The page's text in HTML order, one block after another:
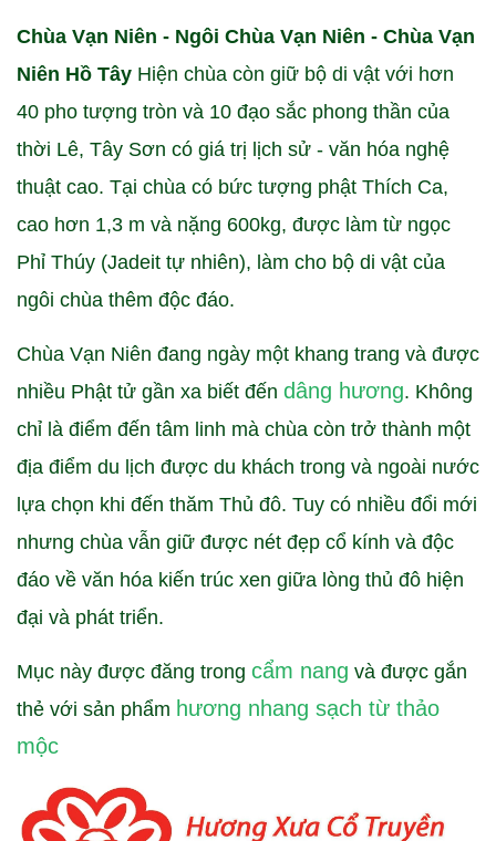
Chùa Vạn Niên - Ngôi Chùa Vạn Niên - Chùa Vạn
Niên Hồ Tây Hiện chùa còn giữ bộ di vật với hơn
40 pho tượng tròn và 10 đạo sắc phong thần của
thời Lê, Tây Sơn có giá trị lịch sử - văn hóa nghệ
thuật cao. Tại chùa có bức tượng phật Thích Ca,
cao hơn 1,3 m và nặng 600kg, được làm từ ngọc
Phỉ Thúy (Jadeit tự nhiên), làm cho bộ di vật của
ngôi chùa thêm độc đáo.
Chùa Vạn Niên đang ngày một khang trang và được
nhiều Phật tử gần xa biết đến dâng hương. Không
chỉ là điểm đến tâm linh mà chùa còn trở thành một
địa điểm du lịch được du khách trong và ngoài nước
lựa chọn khi đến thăm Thủ đô. Tuy có nhiều đổi mới
nhưng chùa vẫn giữ được nét đẹp cổ kính và độc
đáo về văn hóa kiến trúc xen giữa lòng thủ đô hiện
đại và phát triển.
Mục này được đăng trong cẩm nang và được gắn
thẻ với sản phẩm hương nhang sạch từ thảo
mộc